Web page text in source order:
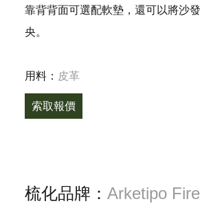
靠背背面可選配軟墊，還可以將沙
央。
用料： 皮革
索取報價
梳化品牌： Arketipo